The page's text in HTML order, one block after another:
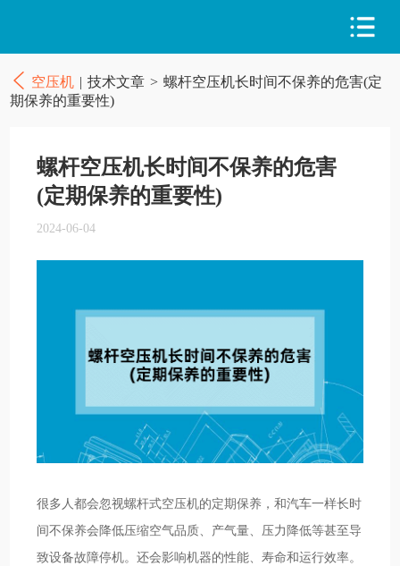
空压机 | 技术文章 > 螺杆空压机长时间不保养的危害(定
期保养的重要性)
螺杆空压机长时间不保养的危害
(定期保养的重要性)
2024-06-04
很多人都会忽视螺杆式空压机的定期保养，和汽车一样长时
间不保养会降低压缩空气品质、产气量、压力降低等甚至导
致设备故障停机。还会影响机器的性能、寿命和运行效率。